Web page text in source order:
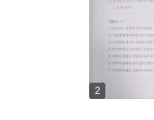
유발하며,
있는데,
긍정적인
2